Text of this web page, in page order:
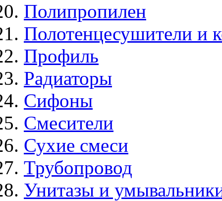
Полипропилен
Полотенцесушители и
Профиль
Радиаторы
Сифоны
Смесители
Сухие смеси
Трубопровод
Унитазы и